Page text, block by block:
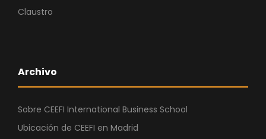
Claustro
Archivo
Sobre CEEFI International Business School
Ubicación de CEEFI en Madrid